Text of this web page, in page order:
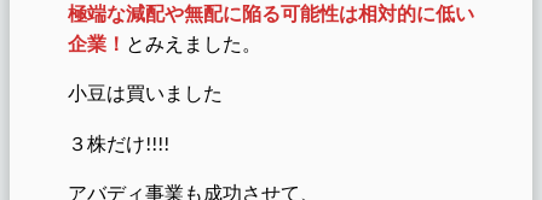
極端な減配や無配に陥る可能性は相対的に低い
企業！ とみえました。
小豆は買いました
３株だけ!!!!
アバディ事業も成功させて、